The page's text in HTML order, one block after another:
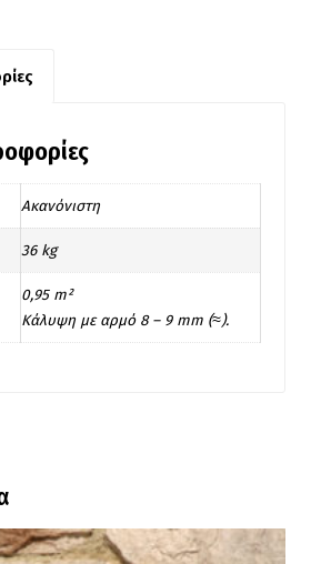
Ακανόνιστη
36 kg
0,95 m²
Kάλυψη με αρμό 8 – 9 mm (≈).